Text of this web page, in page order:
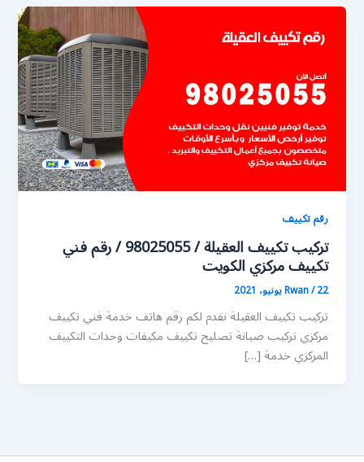
رقم تكييف
تركيب تكييف العقيلة / 98025055 / رقم فني
تكييف مركزي الكويت
Rwan/22 يونيو، 2021
تركيب تكييف العقيلة نقدم لكم رقم هاتف خدمة فني تكييف
مركزي تركيب صيانة تصليح تكييف مكيفات وحدات التكييف
المركزي خدمة […]